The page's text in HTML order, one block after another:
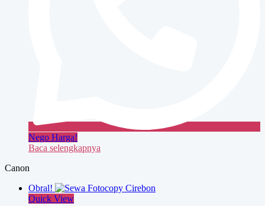
Nego Harga!
Baca selengkapnya
Canon
Obral!
Quick View